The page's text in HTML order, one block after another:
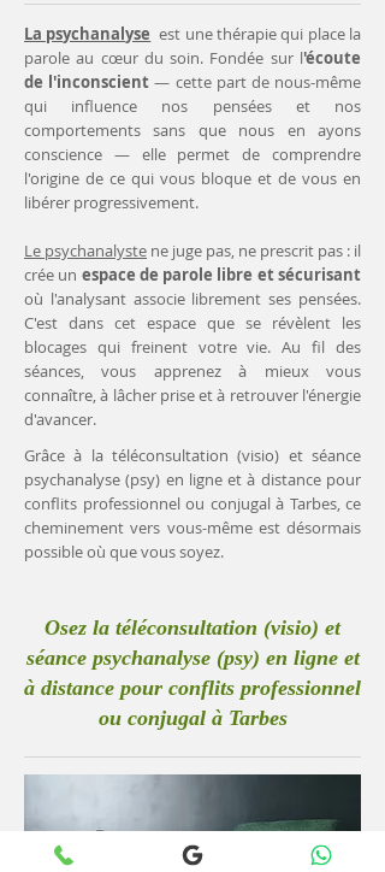
La psychanalyse est une thérapie qui place la
parole au cœur du soin. Fondée sur l'écoute
de l'inconscient— cette part de nous-même
qui influence nos pensées et nos
comportements sans que nous en ayons
conscience — elle permet de comprendre
l'origine de ce qui vous bloque et de vous en
libérer progressivement.
Le psychanalyste ne juge pas, ne prescrit pas : il
crée un espace de parole libre et sécurisant
où l'analysant associe librement ses pensées.
C'est dans cet espace que se révèlent les
blocages qui freinent votre vie. Au fil des
séances, vous apprenez à mieux vous
connaître, à lâcher prise et à retrouver l'énergie
d'avancer.
Grâce à la téléconsultation (visio) et séance
psychanalyse (psy) en ligne et à distance pour
conflits professionnel ou conjugal à Tarbes, ce
cheminement vers vous-même est désormais
possible où que vous soyez.
Osez la téléconsultation (visio) et
séance psychanalyse (psy) en ligne et
à distance pour conflits professionnel
ou conjugal à Tarbes